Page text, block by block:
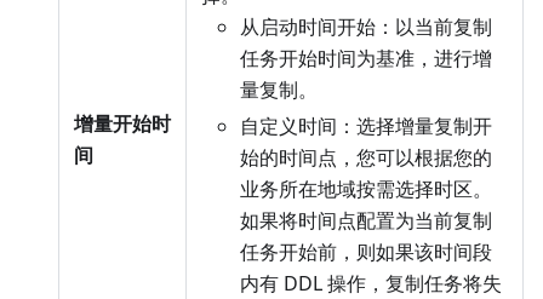
增量开始时
间
从启动时间开始：以当前复制
任务开始时间为基准，进行增
量复制。
自定义时间：选择增量复制开
始的时间点，您可以根据您的
业务所在地域按需选择时区。
如果将时间点配置为当前复制
任务开始前，则如果该时间段
内有 DDL 操作，复制任务将失